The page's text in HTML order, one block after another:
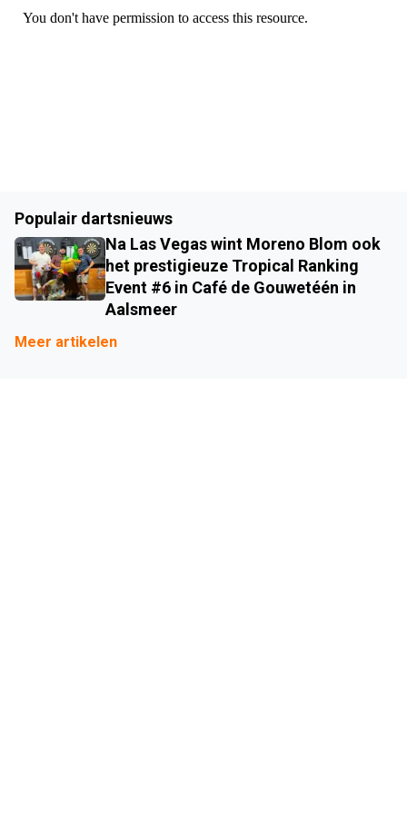
Populair dartsnieuws
Na Las Vegas wint Moreno Blom ook
het prestigieuze Tropical Ranking
Event #6 in Café de Gouwetéén in
Aalsmeer
Meer artikelen